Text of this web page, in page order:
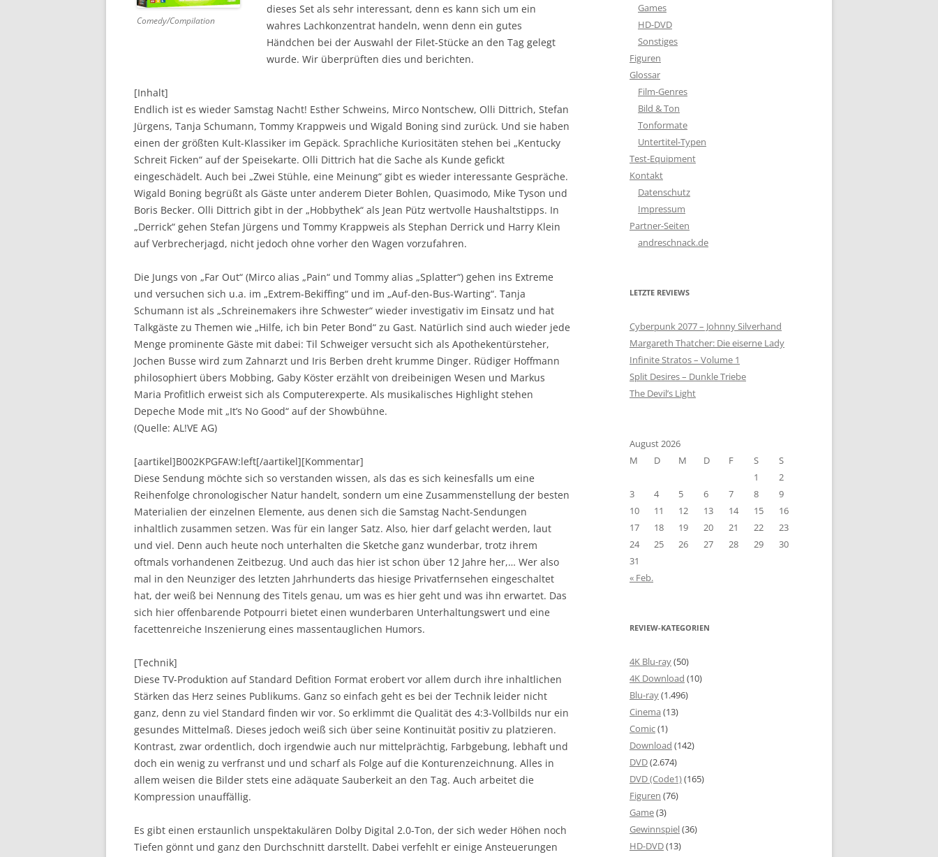
Comedy/Compilation
dieses Set als sehr interessant, denn es kann sich um ein
wahres Lachkonzentrat handeln, wenn denn ein gutes
Händchen bei der Auswahl der Filet-Stücke an den Tag gelegt
wurde. Wir überprüften dies und berichten.
[Inhalt]
Endlich ist es wieder Samstag Nacht! Esther Schweins, Mirco Nontschew, Olli Dittrich, Stefan
Jürgens, Tanja Schumann, Tommy Krappweis und Wigald Boning sind zurück. Und sie haben
einen der größten Kult-Klassiker im Gepäck. Sprachliche Kuriositäten stehen bei „Kentucky
Schreit Ficken“ auf der Speisekarte. Olli Dittrich hat die Sache als Kunde gefickt
eingeschädelt. Auch bei „Zwei Stühle, eine Meinung“ gibt es wieder interessante Gespräche.
Wigald Boning begrüßt als Gäste unter anderem Dieter Bohlen, Quasimodo, Mike Tyson und
Boris Becker. Olli Dittrich gibt in der „Hobbythek“ als Jean Pütz wertvolle Haushaltstipps. In
„Derrick“ gehen Stefan Jürgens und Tommy Krappweis als Stephan Derrick und Harry Klein
auf Verbrecherjagd, nicht jedoch ohne vorher den Wagen vorzufahren.
Die Jungs von „Far Out“ (Mirco alias „Pain“ und Tommy alias „Splatter“) gehen ins Extreme
und versuchen sich u.a. im „Extrem-Bekiffing“ und im „Auf-den-Bus-Warting“. Tanja
Schumann ist als „Schreinemakers ihre Schwester“ wieder investigativ im Einsatz und hat
Talkgäste zu Themen wie „Hilfe, ich bin Peter Bond“ zu Gast. Natürlich sind auch wieder jede
Menge prominente Gäste mit dabei: Til Schweiger versucht sich als Apothekentürsteher,
Jochen Busse wird zum Zahnarzt und Iris Berben dreht krumme Dinger. Rüdiger Hoffmann
philosophiert übers Mobbing, Gaby Köster erzählt von dreibeinigen Wesen und Markus
Maria Profitlich erweist sich als Computerexperte. Als musikalisches Highlight stehen
Depeche Mode mit „It’s No Good“ auf der Showbühne.
(Quelle: AL!VE AG)
[aartikel]B002KPGFAW:left[/aartikel][Kommentar]
Diese Sendung möchte sich so verstanden wissen, als das es sich keinesfalls um eine
Reihenfolge chronologischer Natur handelt, sondern um eine Zusammenstellung der besten
Materialien der einzelnen Elemente, aus denen sich die Samstag Nacht-Sendungen
inhaltlich zusammen setzen. Was für ein langer Satz. Also, hier darf gelacht werden, laut
und viel. Denn auch heute noch unterhalten die Sketche ganz wunderbar, trotz ihrem
oftmals vorhandenen Zeitbezug. Und auch das hier ist schon über 12 Jahre her,… Wer also
mal in den Neunziger des letzten Jahrhunderts das hiesige Privatfernsehen eingeschaltet
hat, der weiß bei Nennung des Titels genau, um was es hier geht und was ihn erwartet. Das
sich hier offenbarende Potpourri bietet einen wunderbaren Unterhaltungswert und eine
facettenreiche Inszenierung eines massentauglichen Humors.
[Technik]
Diese TV-Produktion auf Standard Defition Format erobert vor allem durch ihre inhaltlichen
Stärken das Herz seines Publikums. Ganz so einfach geht es bei der Technik leider nicht
ganz, denn zu viel Standard finden wir vor. So erklimmt die Qualität des 4:3-Vollbilds nur ein
gesundes Mittelmaß. Dieses jedoch weiß sich über seine Kontinuität positiv zu platzieren.
Kontrast, zwar ordentlich, doch irgendwie auch nur mittelprächtig, Farbgebung, lebhaft und
doch ein wenig zu verfranst und und scharf als Folge auf die Konturenzeichnung. Alles in
allem weisen die Bilder stets eine adäquate Sauberkeit an den Tag. Auch arbeitet die
Kompression unauffällig.
Es gibt einen erstaunlich unspektakulären Dolby Digital 2.0-Ton, der sich weder Höhen noch
Tiefen gönnt und ganz den Durchschnitt darstellt. Dabei verfehlt er einige Ansteuerungen
Games
HD-DVD
Sonstiges
Figuren
Glossar
Film-Genres
Bild & Ton
Tonformate
Untertitel-Typen
Test-Equipment
Kontakt
Datenschutz
Impressum
Partner-Seiten
andreschnack.de
LETZTE REVIEWS
Cyberpunk 2077 – Johnny Silverhand
Margareth Thatcher: Die eiserne Lady
Infinite Stratos – Volume 1
Split Desires – Dunkle Triebe
The Devil’s Light
August 2026
M
D M D F S
S
1
2
3
4 5 6 7 8
9
10
11 12 13 14 15
16
17
18 19 20 21 22
23
24
25 26 27 28 29
30
31
« Feb.
REVIEW-KATEGORIEN
4K Blu-ray(50)
4K Download (10)
Blu-ray(1.496)
Cinema (13)
Comic(1)
Download (142)
DVD(2.674)
DVD (Code1)(165)
Figuren (76)
Game(3)
Gewinnspiel(36)
HD-DVD(13)